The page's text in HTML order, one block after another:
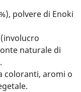
polvere di Enoki
naturale di
coloranti, aromi o